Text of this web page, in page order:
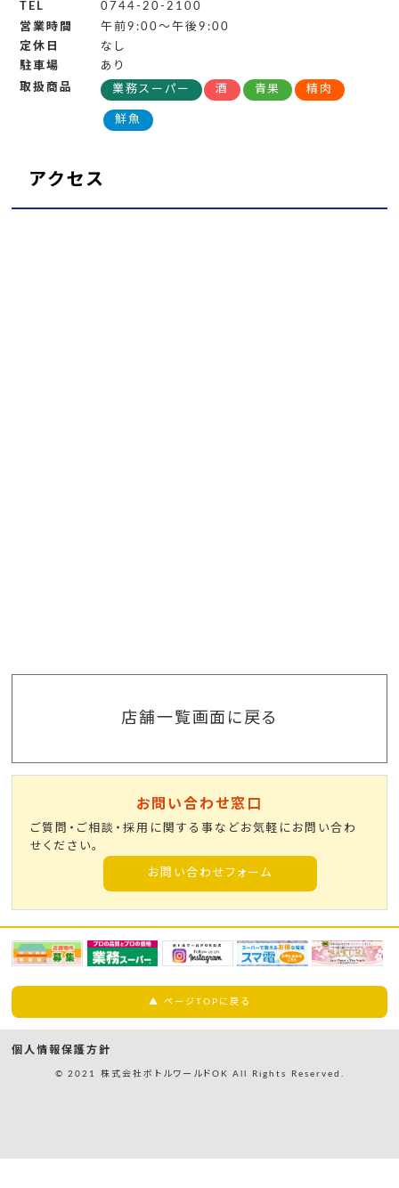
TEL
0744-20-2100
営業時間
午前9:00～午後9:00
定休日
なし
駐車場
あり
取扱商品
業務スーパー 酒 青果 精肉
鮮魚
アクセス
店舗一覧画面に戻る
お問い合わせ窓口
ご質問・ご相談・採用に関する事などお気軽にお問い合わ
せください。
お問い合わせフォーム
▲ ページTOPに戻る
個人情報保護方針
© 2021 株式会社ボトルワールドOK All Rights Reserved.